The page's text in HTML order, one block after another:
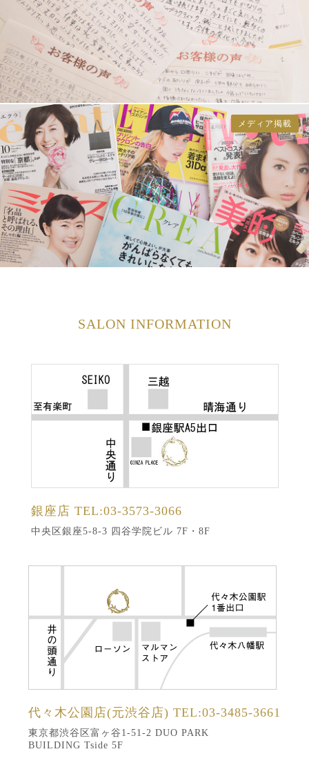
メディア掲載
SALON INFORMATION
銀座店 TEL:03-3573-3066
中央区銀座5-8-3 四谷学院ビル 7F・8F
代々木公園店(元渋谷店) TEL:03-3485-3661
東京都渋谷区富ヶ谷1-51-2 DUO PARK
BUILDING Tside 5F